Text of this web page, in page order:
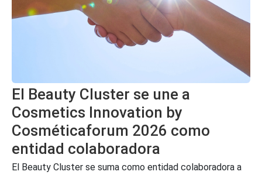
El Beauty Cluster se une a
Cosmetics Innovation by
Cosméticaforum 2026 como
entidad colaboradora
El Beauty Cluster se suma como entidad colaboradora a